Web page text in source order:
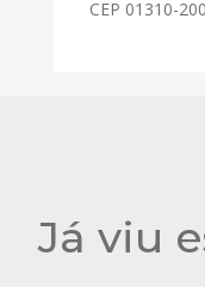
CEP 01310-200
Já viu